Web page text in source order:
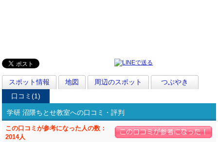
スポット情報 地図 周辺のスポット
つぶやき
口コミ(1)
学研 沼隈ちとせ教室への口コミ・評判
この口コミが参考になった人の数：
2014人